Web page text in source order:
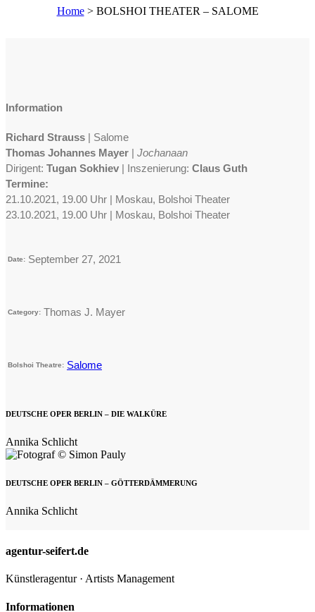
Home> BOLSHOI THEATER – SALOME
Information
Richard Strauss | Salome
Thomas Johannes Mayer | Jochanaan
Dirigent: Tugan Sokhiev | Inszenierung: Claus Guth
Termine:
21.10.2021, 19.00 Uhr | Moskau, Bolshoi Theater
23.10.2021, 19.00 Uhr | Moskau, Bolshoi Theater
Date: September 27, 2021
Category: Thomas J. Mayer
Bolshoi Theatre: Salome
DEUTSCHE OPER BERLIN – DIE WALKÜRE
Annika Schlicht
DEUTSCHE OPER BERLIN – GÖTTERDÄMMERUNG
Annika Schlicht
agentur-seifert.de
Künstleragentur · Artists Management
Informationen